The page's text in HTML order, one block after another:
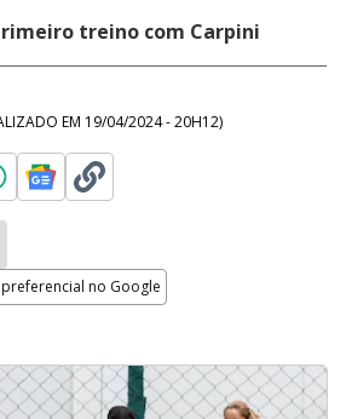
treino com Carpini
EM 19/04/2024 - 20H12)
no Google